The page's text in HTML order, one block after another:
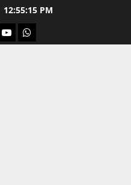
12:55:16 PM
YoutubeWhatsapp